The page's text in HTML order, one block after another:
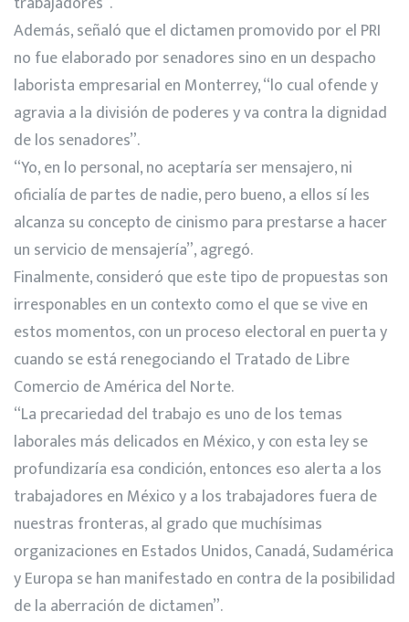
Además, señaló que el dictamen promovido por el PRI
no fue elaborado por senadores sino en un despacho
laborista empresarial en Monterrey, “lo cual ofende y
agravia a la división de poderes y va contra la dignidad
de los senadores”.
“Yo, en lo personal, no aceptaría ser mensajero, ni
oficialía de partes de nadie, pero bueno, a ellos sí les
alcanza su concepto de cinismo para prestarse a hacer
un servicio de mensajería”, agregó.
Finalmente, consideró que este tipo de propuestas son
irresponables en un contexto como el que se vive en
estos momentos, con un proceso electoral en puerta y
cuando se está renegociando el Tratado de Libre
Comercio de América del Norte.
“La precariedad del trabajo es uno de los temas
laborales más delicados en México, y con esta ley se
profundizaría esa condición, entonces eso alerta a los
trabajadores en México y a los trabajadores fuera de
nuestras fronteras, al grado que muchísimas
organizaciones en Estados Unidos, Canadá, Sudamérica
y Europa se han manifestado en contra de la posibilidad
de la aberración de dictamen”.